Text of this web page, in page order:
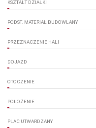
KSZTAŁT DZIAŁKI
PODST. MATERIAŁ BUDOWLANY
PRZEZNACZENIE HALI
DOJAZD
OTOCZENIE
POŁOŻENIE
PLAC UTWARDZANY